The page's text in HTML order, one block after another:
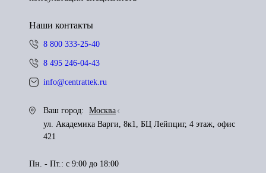
Наши контакты
8 800 333-25-40
8 495 246-04-43
info@centrattek.ru
Ваш город:
Москва
ул. Академика Варги, 8к1, БЦ Лейпциг, 4 этаж, офис
421
Пн. - Пт.: с 9:00 до 18:00